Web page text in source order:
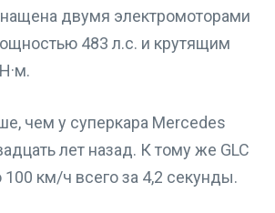
двумя электромоторами
483 л.с. и крутящим
чем у суперкара Mercedes
лет назад. К тому же GLC
100 км/ч всего за 4,2 секунды.